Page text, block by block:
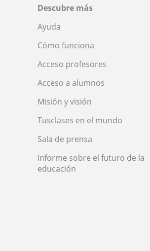
Descubre más
Ayuda
Cómo funciona
Acceso profesores
Acceso a alumnos
Misión y visión
Tusclases en el mundo
Sala de prensa
Informe sobre el futuro de la
educación